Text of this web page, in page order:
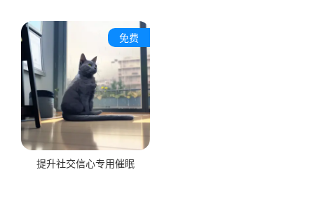
免费
提升社交信心专用催眠